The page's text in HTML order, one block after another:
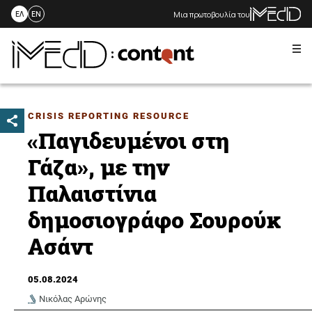
Skip
content
ΕΛ EN Μια πρωτοβουλία του
CRISIS REPORTING RESOURCE
«Παγιδευμένοι στη
Γάζα», με την
Παλαιστίνια
δημοσιογράφο Σουρούκ
Ασάντ
05.08.2024
Νικόλας Αρώνης